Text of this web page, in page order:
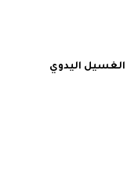
الغسيل اليدوي